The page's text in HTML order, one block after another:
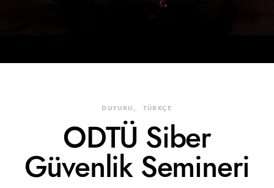
DUYURU TÜRKÇE
ODTÜ Siber
Güvenlik Semineri